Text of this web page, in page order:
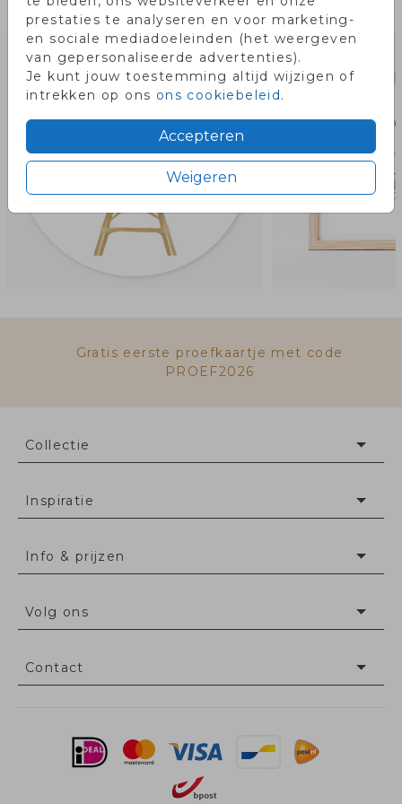
prestaties te analyseren en voor marketing-
en sociale mediadoeleinden (het weergeven
van gepersonaliseerde advertenties).
Je kunt jouw toestemming altijd wijzigen of
intrekken op ons ons cookiebeleid.
Accepteren
Weigeren
Misschien vind je dit ook leuk!
Gratis eerste proefkaartje met code
PROEF2026
Collectie
Inspiratie
Info & prijzen
Volg ons
Contact